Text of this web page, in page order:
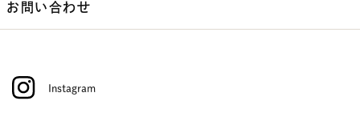
お問い合わせ
Instagram